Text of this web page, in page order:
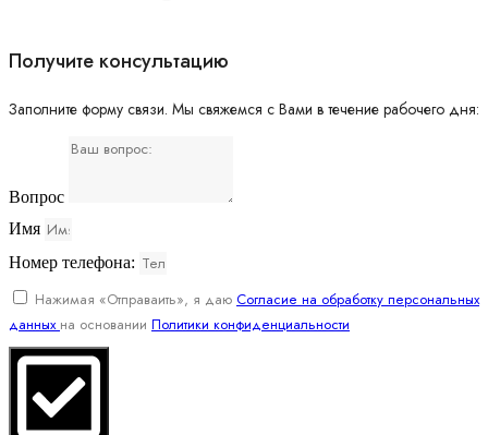
Получите консультацию
Заполните форму связи. Мы свяжемся с Вами в течение рабочего дня:
Вопрос
Имя
Номер телефона:
Нажимая «Отправаить», я даю Согласие на обработку персональных
данных на основании Политики конфиденциальности